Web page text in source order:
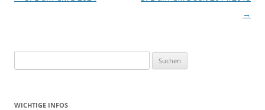
→
nach:
WICHTIGE INFOS